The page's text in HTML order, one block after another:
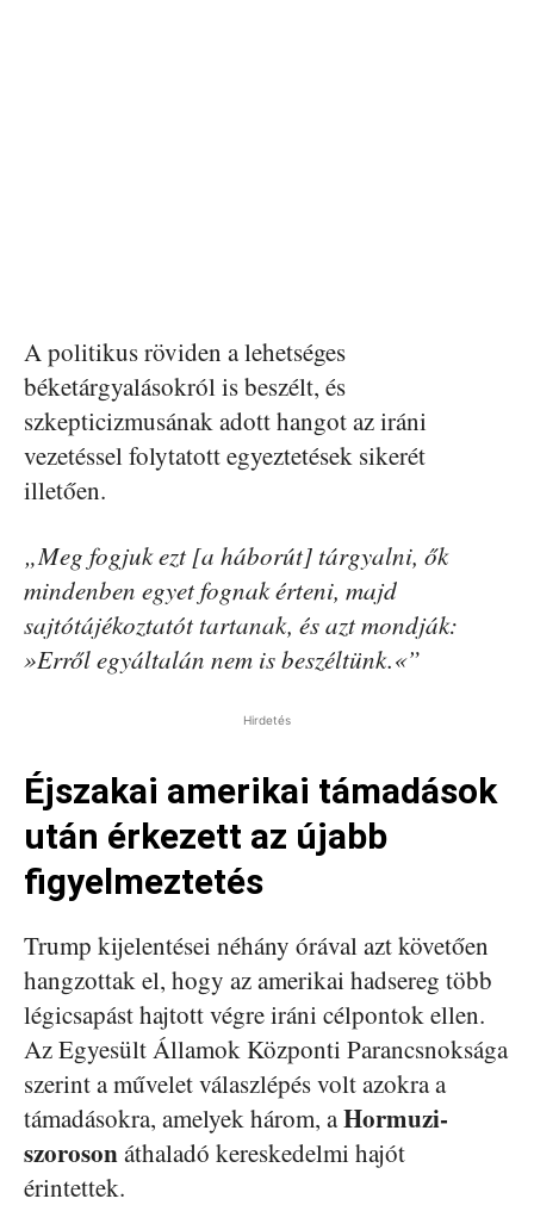
A politikus röviden a lehetséges
béketárgyalásokról is beszélt, és
szkepticizmusának adott hangot az iráni
vezetéssel folytatott egyeztetések sikerét
illetően.
„Meg fogjuk ezt [a háborút] tárgyalni, ők
mindenben egyet fognak érteni, majd
sajtótájékoztatót tartanak, és azt mondják:
»Erről egyáltalán nem is beszéltünk.«”
Hirdetés
Éjszakai amerikai támadások
után érkezett az újabb
figyelmeztetés
Trump kijelentései néhány órával azt követően
hangzottak el, hogy az amerikai hadsereg több
légicsapást hajtott végre iráni célpontok ellen.
Az Egyesült Államok Központi Parancsnoksága
szerint a művelet válaszlépés volt azokra a
támadásokra, amelyek három, aHormuzi-
szorosonáthaladó kereskedelmi hajót
érintettek.